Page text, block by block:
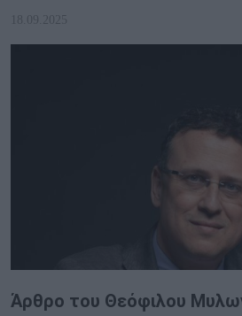
18.09.2025
Άρθρο του Θεόφιλου